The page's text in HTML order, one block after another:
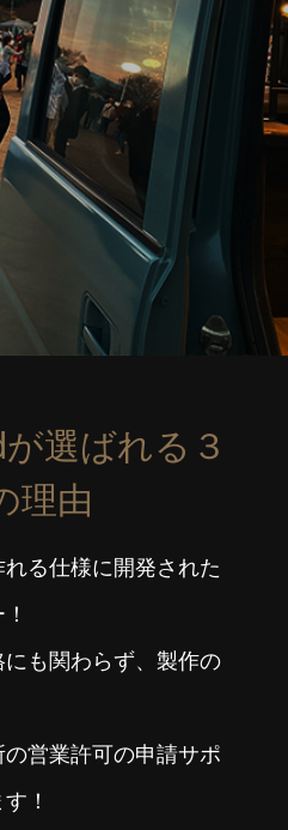
選ばれる３
理由
る仕様に開発された
も関わらず、製作の
営業許可の申請サポ
！